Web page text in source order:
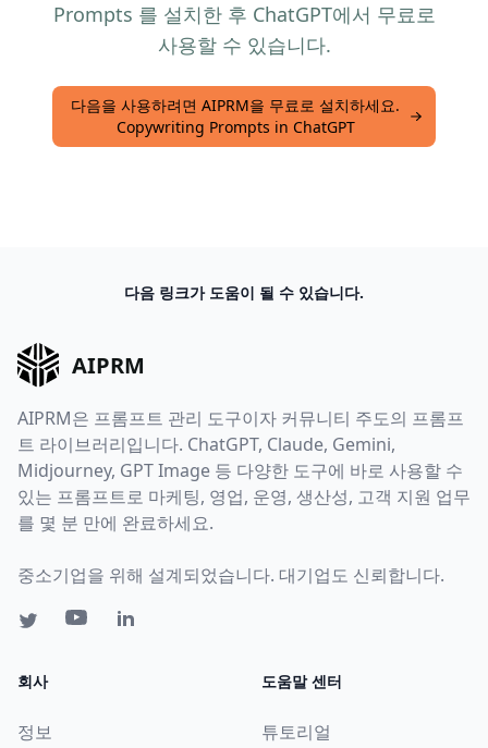
Prompts 를 설치한 후 ChatGPT에서 무료로
사용할 수 있습니다.
다음을 사용하려면 AIPRM을 무료로 설치하세요.
Copywriting Prompts in ChatGPT
다음 링크가 도움이 될 수 있습니다.
AIPRM
AIPRM은 프롬프트 관리 도구이자 커뮤니티 주도의 프롬프
트 라이브러리입니다. ChatGPT, Claude, Gemini,
Midjourney, GPT Image 등 다양한 도구에 바로 사용할 수
있는 프롬프트로 마케팅, 영업, 운영, 생산성, 고객 지원 업무
를 몇 분 만에 완료하세요.
중소기업을 위해 설계되었습니다. 대기업도 신뢰합니다.
회사
정보
도움말 센터
튜토리얼